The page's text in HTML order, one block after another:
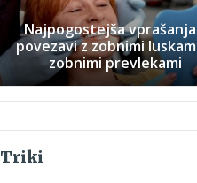
Najpogostejša
povezavi z zobnimi
zobnimi prevlekami
Triki